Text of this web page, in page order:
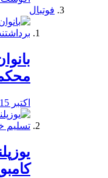
فوتبال
اکتبر 15, 2019